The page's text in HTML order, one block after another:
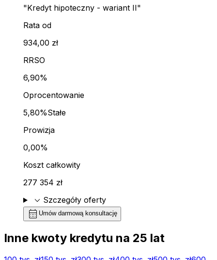
"Kredyt hipoteczny - wariant II"
Rata od
934,00 zł
RRSO
6,90%
Oprocentowanie
5,80%Stałe
Prowizja
0,00%
Koszt całkowity
277 354 zł
expand_more Szczegóły oferty
calendar_month Umów darmową konsultację
Inne kwoty kredytu na 25 lat